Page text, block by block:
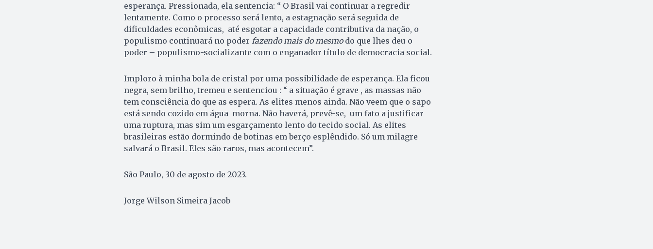
esperança. Pressionada, ela sentencia: “ O Brasil vai continuar a regredir
lentamente. Como o processo será lento, a estagnação será seguida de
dificuldades econômicas, até esgotar a capacidade contributiva da nação, o
populismo continuará no poder fazendo mais do mesmo do que lhes deu o
poder – populismo-socializante com o enganador título de democracia social.
Imploro à minha bola de cristal por uma possibilidade de esperança. Ela ficou
negra, sem brilho, tremeu e sentenciou : “ a situação é grave , as massas não
tem consciência do que as espera. As elites menos ainda. Não veem que o sapo
está sendo cozido em água morna. Não haverá, prevê-se, um fato a justificar
uma ruptura, mas sim um esgarçamento lento do tecido social. As elites
brasileiras estão dormindo de botinas em berço esplêndido. Só um milagre
salvará o Brasil. Eles são raros, mas acontecem”.
São Paulo, 30 de agosto de 2023.
Jorge Wilson Simeira Jacob